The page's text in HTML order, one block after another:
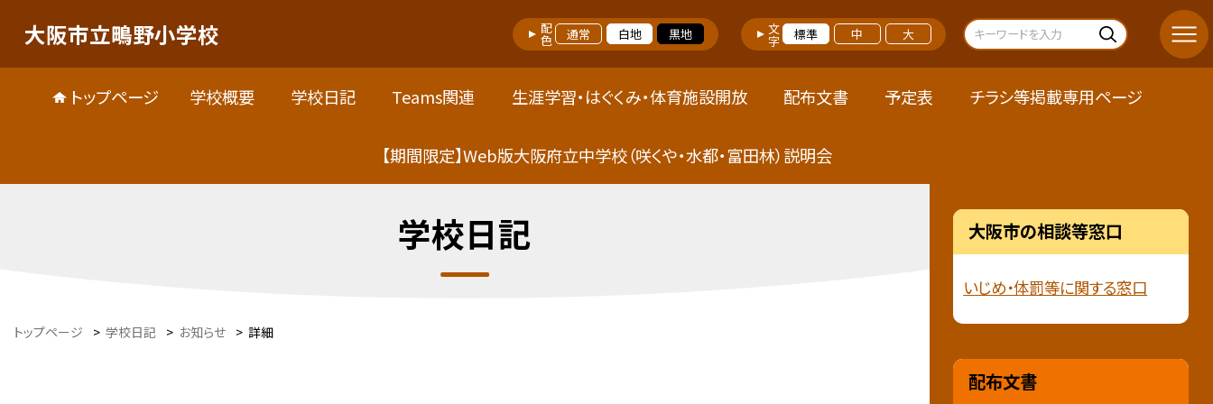
大阪市立鴫野小学校 配色 通常 白地 黒地 文字 標準 中 大
トップページ 学校概要 学校日記 Teams関連 生涯学習・はぐくみ・体育施設開放 配布文書 予定表 チラシ等掲載専用ページ
【期間限定】Web版大阪府立中学校（咲くや・水都・富田林）説明会
学校日記
トップページ > 学校日記 > お知らせ > 詳細
大阪市の相談等窓口
いじめ・体罰等に関する窓口
配布文書